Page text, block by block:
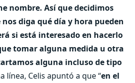
nombre. Así que decidimos
diga qué día y hora pueden
si está interesado en hacerlo
tomar alguna medida u otra
alguna incluso de tipo
línea, Celis apuntó a que “en el